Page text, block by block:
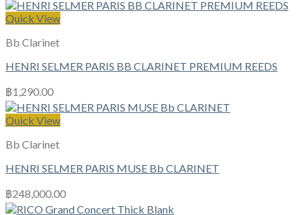
Quick View
Bb Clarinet
HENRI SELMER PARIS BB CLARINET PREMIUM REEDS
฿1,290.00
Quick View
Bb Clarinet
HENRI SELMER PARIS MUSE Bb CLARINET
฿248,000.00